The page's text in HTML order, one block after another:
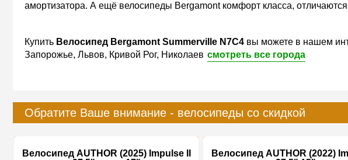
амортизатора. А ещё велосипеды Bergamont комфорт класса,
Купить Велосипед Bergamont Summerville N7C4 вы можете в нашем
Запорожье, Львов, Кривой Рог, Николаев смотреть все города
Обратите Ваше внимание - велосипеды со скидкой
Велосипед AUTHOR (2025) Impulse II
Велосипед AUTHOR (2022)